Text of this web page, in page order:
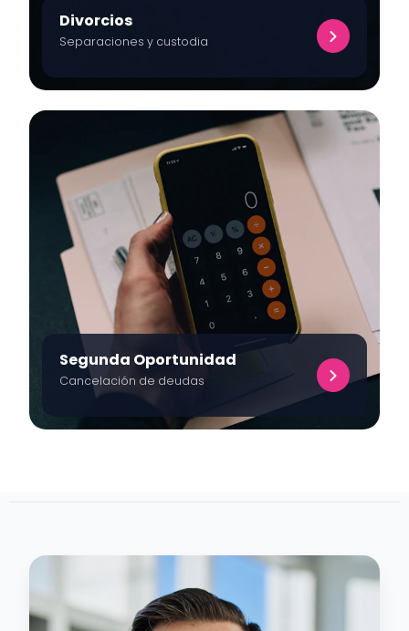
Divorcios
Separaciones y custodia
Segunda Oportunidad
Cancelación de deudas